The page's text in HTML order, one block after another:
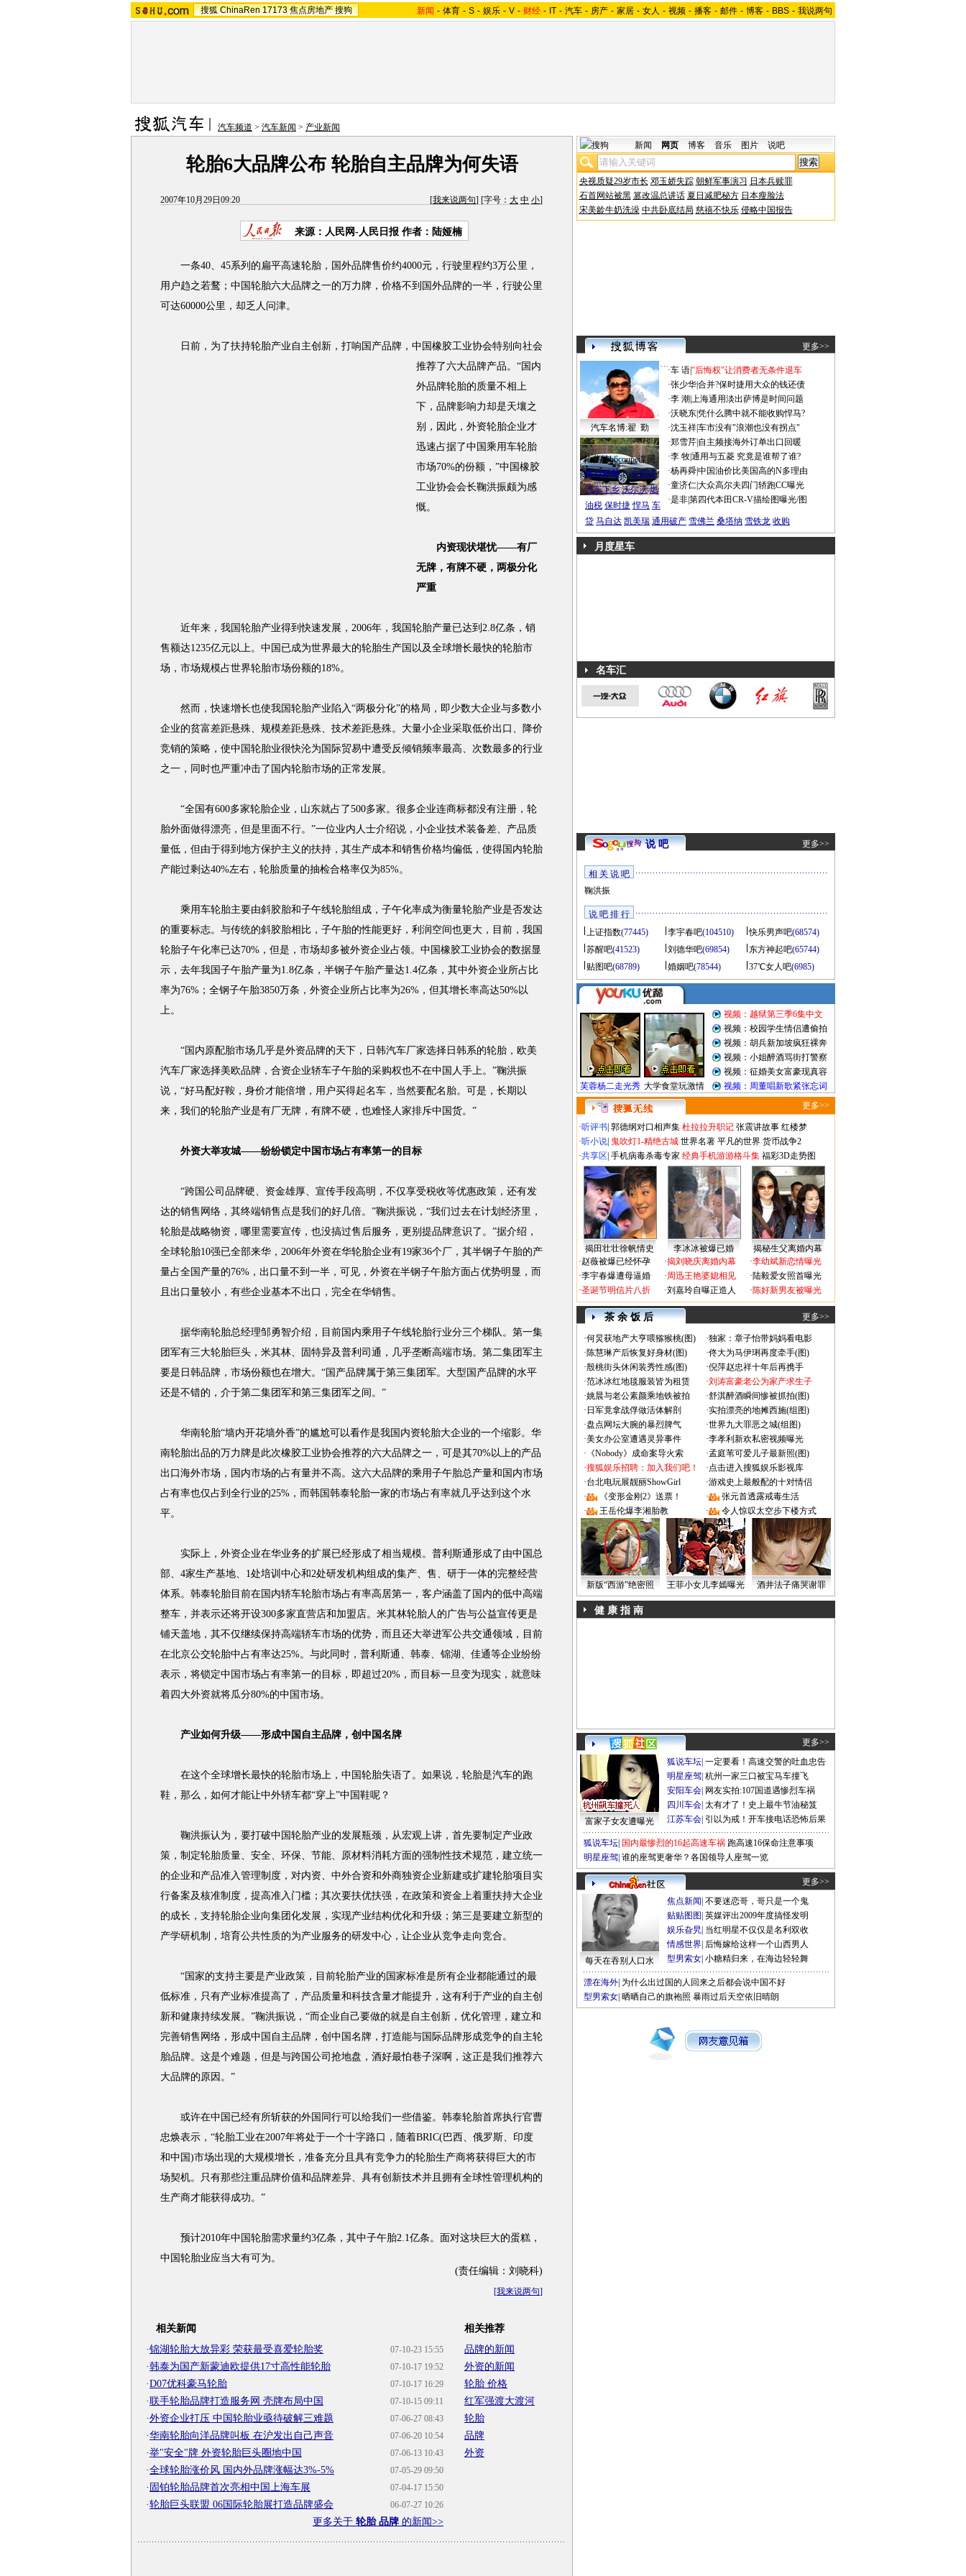
搜狐 ChinaRen 17173 焦点房地产 搜狗 新闻 - 体育 - S - 娱乐 - V - 财经 - IT - 汽车 - 房产 - 家居 - 女人 - 视频 - 播客 - 邮件 - 博客 - BBS - 我说两句
汽车频道 > 汽车新闻 > 产业新闻
轮胎6大品牌公布 轮胎自主品牌为何失语
2007年10月29日09:20 [我来说两句] [字号： 大 中 小]
来源：人民网-人民日报 作者：陆娅楠
一条40、45系列的扁平高速轮胎，国外品牌售价约4000元，行驶里程约3万公里，
用户趋之若鹜；中国轮胎六大品牌之一的万力牌，价格不到国外品牌的一半，行驶公里
可达60000公里，却乏人问津。
日前，为了扶持轮胎产业自主创新，打响国产品牌，中国橡胶工业协会特别向社会
推荐了六大品牌产品。 “国内
外品牌轮胎的质量不相上
下，品牌影响力却是天壤之
别，因此，外资轮胎企业才
迅速占据了中国乘用车轮胎
市场70%的份额，”中国橡胶
工业协会会长鞠洪振颇为感
慨。
内资现状堪忧——有厂
无牌，有牌不硬，两极分化
严重
近年来，我国轮胎产业得到快速发展，2006年，我国轮胎产量已达到2.8亿条，销
售额达1235亿元以上。中国已成为世界最大的轮胎生产国以及全球增长最快的轮胎市
场，市场规模占世界轮胎市场份额的18%。
然而，快速增长也使我国轮胎产业陷入“两极分化”的格局，即少数大企业与多数小
企业的贫富差距悬殊、规模差距悬殊、技术差距悬殊。大量小企业采取低价出口、降价
竞销的策略，使中国轮胎业很快沦为国际贸易中遭受反倾销频率最高、次数最多的行业
之一，同时也严重冲击了国内轮胎市场的正常发展。
“全国有600多家轮胎企业，山东就占了500多家。很多企业连商标都没有注册，轮
胎外面做得漂亮，但是里面不行。”一位业内人士介绍说，小企业技术装备差、产品质
量低，但由于得到地方保护主义的扶持，其生产成本和销售价格均偏低，使得国内轮胎
产能过剩达40%左右，轮胎质量的抽检合格率仅为85%。
乘用车轮胎主要由斜胶胎和子午线轮胎组成，子午化率成为衡量轮胎产业是否发达
的重要标志。与传统的斜胶胎相比，子午胎的性能更好，利润空间也更大，目前，我国
轮胎子午化率已达70%，但是，市场却多被外资企业占领。中国橡胶工业协会的数据显
示，去年我国子午胎产量为1.8亿条，半钢子午胎产量达1.4亿条，其中外资企业所占比
率为76%；全钢子午胎3850万条，外资企业所占比率为26%，但其增长率高达50%以
上。
“国内原配胎市场几乎是外资品牌的天下，日韩汽车厂家选择日韩系的轮胎，欧美
汽车厂家选择美欧品牌，合资企业轿车子午胎的采购权也不在中国人手上。”鞠洪振
说，“好马配好鞍，身价才能倍增，用户买得起名车，当然要配名胎。可是，长期以
来，我们的轮胎产业是有厂无牌，有牌不硬，也难怪人家排斥中国货。”
外资大举攻城——纷纷锁定中国市场占有率第一的目标
“跨国公司品牌硬、资金雄厚、宣传手段高明，不仅享受税收等优惠政策，还有发
达的销售网络，其终端销售点是我们的好几倍。”鞠洪振说，“我们过去在计划经济里，
轮胎是战略物资，哪里需要宣传，也没搞过售后服务，更别提品牌意识了。”据介绍，
全球轮胎10强已全部来华，2006年外资在华轮胎企业有19家36个厂，其半钢子午胎的产
量占全国产量的76%，出口量不到一半，可见，外资在半钢子午胎方面占优势明显，而
且出口量较小，有些企业基本不出口，完全在华销售。
据华南轮胎总经理邹勇智介绍，目前国内乘用子午线轮胎行业分三个梯队。第一集
团军有三大轮胎巨头，米其林、固特异及普利司通，几乎垄断高端市场。第二集团军主
要是日韩品牌，市场份额也在增大。“国产品牌属于第三集团军。大型国产品牌的水平
还是不错的，介于第二集团军和第三集团军之间。”
华南轮胎“墙内开花墙外香”的尴尬可以看作是我国内资轮胎大企业的一个缩影。华
南轮胎出品的万力牌是此次橡胶工业协会推荐的六大品牌之一，可是其70%以上的产品
出口海外市场，国内市场的占有量并不高。这六大品牌的乘用子午胎总产量和国内市场
占有率也仅占到全行业的25%，而韩国韩泰轮胎一家的市场占有率就几乎达到这个水
平。
实际上，外资企业在华业务的扩展已经形成了相当规模。普利斯通形成了由中国总
部、4家生产基地、1处培训中心和2处研发机构组成的集产、售、研于一体的完整经营
体系。韩泰轮胎目前在国内轿车轮胎市场占有率高居第一，客户涵盖了国内的低中高端
整车，并表示还将开设300多家直营店和加盟店。米其林轮胎人的广告与公益宣传更是
铺天盖地，其不仅继续保持高端轿车市场的优势，而且还大举进军公共交通领域，目前
在北京公交轮胎中占有率达25%。与此同时，普利斯通、韩泰、锦湖、佳通等企业纷纷
表示，将锁定中国市场占有率第一的目标，即超过20%，而目标一旦变为现实，就意味
着四大外资就将瓜分80%的中国市场。
产业如何升级——形成中国自主品牌，创中国名牌
在这个全球增长最快的轮胎市场上，中国轮胎失语了。如果说，轮胎是汽车的跑
鞋，那么，如何才能让中外轿车都“穿上”中国鞋呢？
鞠洪振认为，要打破中国轮胎产业的发展瓶颈，从宏观上讲，首先要制定产业政
策，制定轮胎质量、安全、环保、节能、原材料消耗方面的强制性技术规范，建立统一
的企业和产品准入管理制度，对内资、中外合资和外商独资企业新建或扩建轮胎项目实
行备案及核准制度，提高准入门槛；其次要扶优扶强，在政策和资金上着重扶持大企业
的成长，支持轮胎企业向集团化发展，实现产业结构优化和升级；第三是要建立新型的
产学研机制，培育公共性质的为产业服务的研发中心，让企业从竞争走向竞合。
“国家的支持主要是产业政策，目前轮胎产业的国家标准是所有企业都能通过的最
低标准，只有产业标准提高了，产品质量和科技含量才能提升，这有利于产业的自主创
新和健康持续发展。”鞠洪振说，“而企业自己要做的就是自主创新，优化管理，建立和
完善销售网络，形成中国自主品牌，创中国名牌，打造能与国际品牌形成竞争的自主轮
胎品牌。这是个难题，但是与跨国公司抢地盘，酒好最怕巷子深啊，这正是我们推荐六
大品牌的原因。”
或许在中国已经有所斩获的外国同行可以给我们一些借鉴。韩泰轮胎首席执行官曹
忠焕表示，“轮胎工业在2007年将处于一个十字路口，随着BRIC(巴西、俄罗斯、印度
和中国)市场出现的大规模增长，准备充分且具有竞争力的轮胎生产商将获得巨大的市
场契机。只有那些注重品牌价值和品牌差异、具有创新技术并且拥有全球性管理机构的
生产商才能获得成功。”
预计2010年中国轮胎需求量约3亿条，其中子午胎2.1亿条。面对这块巨大的蛋糕，
中国轮胎业应当大有可为。
(责任编辑：刘晓科)
[我来说两句]
相关新闻
07-10-23 15:55
·锦湖轮胎大放异彩 荣获最受喜爱轮胎奖
07-10-17 19:52
·韩泰为国产新蒙迪欧提供17寸高性能轮胎
07-10-17 16:29
·D07优科豪马轮胎
07-10-15 09:11
·联手轮胎品牌打造服务网 壳牌布局中国
07-06-27 08:43
·外资企业打压 中国轮胎业亟待破解三难题
07-06-20 10:54
·华南轮胎向洋品牌叫板 在沪发出自己声音
07-06-13 10:43
·举"安全"牌 外资轮胎巨头圈地中国
07-05-29 09:50
·全球轮胎涨价风 国内外品牌涨幅达3%-5%
07-04-17 15:50
· 固铂轮胎品牌首次亮相中国上海车展
06-07-27 10:26
·轮胎巨头联盟 06国际轮胎展打造品牌盛会
更多关于 轮胎 品牌 的新闻>>
相关推荐
品牌的新闻
外资的新闻
轮胎 价格
红军强渡大渡河
轮胎
品牌
外资
新闻 网页 博客 音乐 图片 说吧
央视质疑29岁市长 邓玉娇失踪 朝鲜军事演习 日本兵赎罪
石首网站被黑 篡改温总讲话 夏日减肥秘方 日本瘦脸法
宋美龄牛奶洗澡 中共卧底结局 慈禧不快乐 侵略中国报告
更多>>
汽车名博:翟 勤
帕萨特b6coupe谍照
·车 语|"后悔权"让消费者无条件退车
·张少华|合并?保时捷用大众的钱还债
·李 潮 上海通用淡出萨博是时间问题
·沃晓东|凭什么腾中就不能收购悍马?
·沈玉祥|车市没有"浪潮也没有拐点"
·郑雪芹| 自主频接海外订单出口回暖
·李 牧|通用与五菱 究竟是谁帮了谁?
·杨再舜|中国油价比美国高的N多理由
·童济仁|大众高尔夫四门轿跑CC曝光
·是非|第四代本田CR-V描绘图曝光/图
热点标签： 车船税
汽车下乡 沃尔沃 燃
油税 保时捷 悍马 车
贷 马自达 凯美瑞 通用破产 雪佛兰 桑塔纳 雪铁龙 收购
月度星车
名车汇
说 吧 更多>>
相 关 说 吧
鞠洪振
说 吧 排 行
上证指数(77445) 李宇春吧(104510) 快乐男声吧(68574)
苏醒吧(41523) 刘德华吧(69854) 东方神起吧(65744)
贴图吧(68789) 婚姻吧(78544) 37℃女人吧(6985)
芙蓉杨二走光秀 大学食堂玩激情
视频：越狱第三季6集中文
视频：校园学生情侣遭偷拍
视频：胡兵新加坡疯狂裸奔
视频：小姐醉酒骂街打警察
视频：征婚美女富豪现真容
视频：周董唱新歌紧张忘词
更多>>
·听评书 郭德纲对口相声集 杜拉拉升职记 张震讲故事 红楼梦
·听小说 鬼吹灯1-精绝古城 世界名著 平凡的世界 货币战争2
·共享区 手机病毒杀毒专家 经典手机游游格斗集 福彩3D走势图
揭田壮壮徐帆情史 李冰冰被爆已婚
揭秘生父离婚内幕
·赵薇被爆已经怀孕
·李宇春爆遭母逼婚
·圣诞节明信片八折
·揭刘晓庆离婚内幕
·周迅王艳婆媳相见
·刘嘉玲自曝正造人
·李幼斌新恋情曝光
·陆毅爱女照首曝光
·陈好新男友被曝光
茶 余 饭 后 更多>>
·何炅获地产大亨喂猕猴桃(图) ·独家：章子怡带妈妈看电影
·陈慧琳产后恢复好身材(图) ·佟大为马伊琍再度牵手(图)
·殷桃街头休闲装秀性感(图) ·倪萍赵忠祥十年后再携手
·范冰冰红地毯服装皆为租赁 ·刘涛富豪老公为家产求生子
·姚晨与老公素颜乘地铁被拍 ·舒淇醉酒瞬间惨被抓拍(图)
· 日军竟拿战俘做活体解剖 ·实拍漂亮的地摊西施(组图)
·盘点网坛大腕的暴烈脾气 ·世界九大罪恶之城(组图)
·美女办公室遭遇灵异事件 ·李孝利新欢私密视频曝光
· 《Nobody》成命案导火索 ·孟庭苇可爱儿子最新照(图)
·搜狐娱乐招聘：加入我们吧！ ·点击进入搜狐娱乐影视库
·台北电玩展靓丽ShowGirl ·游戏史上最般配的十对情侣
·
《变形金刚2》送票！ ·
张元首透露戒毒生活
·
王岳伦爆李湘胎教 · 令人惊叹太空步下楼方式
新版“西游”绝密照 王菲小女儿李嫣曝光 酒井法子痛哭谢罪
健 康 指 南
更多>>
富家子女友遭曝光
狐说车坛 一定要看！高速交警的吐血忠告
明星座驾 杭州一家三口被宝马车撞飞
安阳车会 网友实拍:107国道遇惨烈车祸
四川车会 太有才了！史上最牛节油秘笈
江苏车会 引以为戒！开车接电话恐怖后果
狐说车坛 国内最惨烈的16起高速车祸 跑高速16保命注意事项
明星座驾 谁的座驾更奢华？各国领导人座驾一览
更多>>
每天在吞别人口水
焦点新闻 不要迷恋哥，哥只是一个鬼
贴贴图图 英媒评出2009年度搞怪发明
娱乐旮旯 当红明星不仅仅是名利双收
情感世界 后悔嫁给这样一个山西男人
型男索女 小糖精归来，在海边轻轻舞
漂在海外 为什么出过国的人回来之后都会说中国不好
型男索女 晒晒自己的旗袍照 暴雨过后天空依旧晴朗